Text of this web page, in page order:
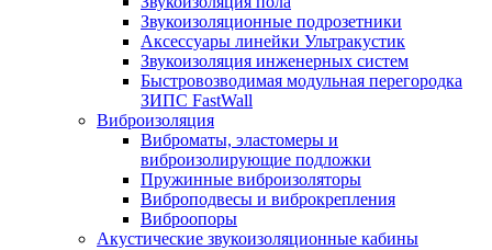
Звукоизоляционные подрозетники
Аксессуары линейки Ультракустик
Звукоизоляция инженерных систем
Быстровозводимая модульная перегородка
ЗИПС FastWall
Виброизоляция
Виброматы, эластомеры и
виброизолирующие подложки
Пружинные виброизоляторы
Виброподвесы и виброкрепления
Виброопоры
Акустические звукоизоляционные кабины